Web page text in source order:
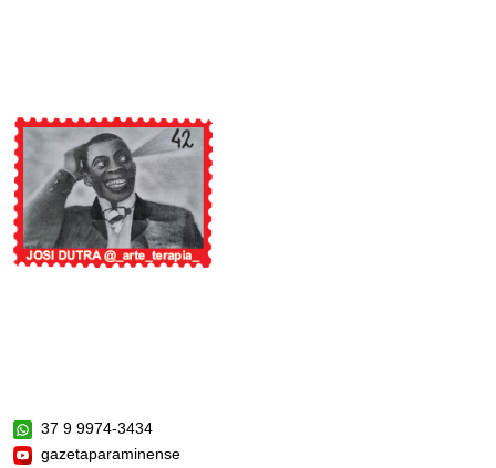
37 9 9974-3434
gazetaparaminense